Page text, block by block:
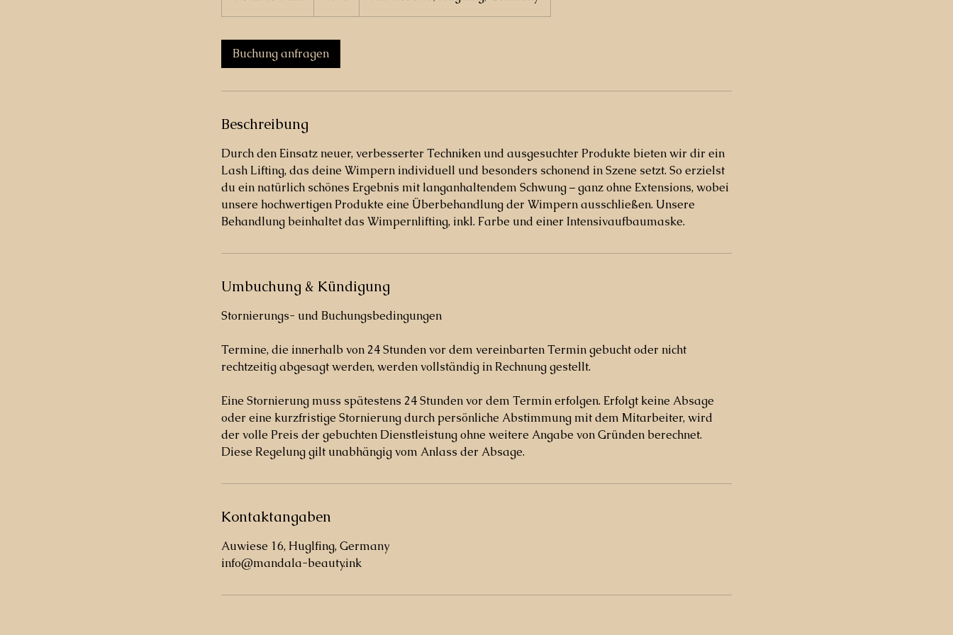
S
n
.
Buchung anfragen
Beschreibung
Durch den Einsatz neuer, verbesserter Techniken und ausgesuchter Produkte bieten wir dir ein
Lash Lifting, das deine Wimpern individuell und besonders schonend in Szene setzt. So erzielst
du ein natürlich schönes Ergebnis mit langanhaltendem Schwung – ganz ohne Extensions, wobei
unsere hochwertigen Produkte eine Überbehandlung der Wimpern ausschließen. Unsere
Behandlung beinhaltet das Wimpernlifting, inkl. Farbe und einer Intensivaufbaumaske.
Umbuchung & Kündigung
Stornierungs- und Buchungsbedingungen
Termine, die innerhalb von 24 Stunden vor dem vereinbarten Termin gebucht oder nicht
rechtzeitig abgesagt werden, werden vollständig in Rechnung gestellt.
Eine Stornierung muss spätestens 24 Stunden vor dem Termin erfolgen. Erfolgt keine Absage
oder eine kurzfristige Stornierung durch persönliche Abstimmung mit dem Mitarbeiter, wird
der volle Preis der gebuchten Dienstleistung ohne weitere Angabe von Gründen berechnet.
Diese Regelung gilt unabhängig vom Anlass der Absage.
Kontaktangaben
Auwiese 16, Huglfing, Germany
info@mandala-beauty.ink